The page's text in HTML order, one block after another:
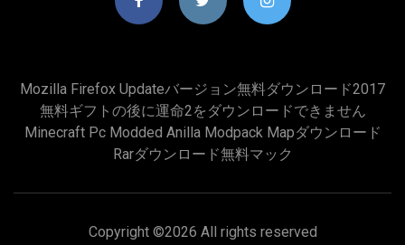
Mozilla Firefox Updateバージョン無料ダウンロード2017
無料ギフトの後に運命2をダウンロードできません
Minecraft Pc Modded Anilla Modpack Mapダウンロード
Rarダウンロード無料マック
Copyright ©2026 All rights reserved